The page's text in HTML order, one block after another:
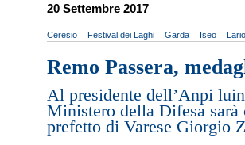
20 Settembre 2017
Ceresio Festival dei Laghi Garda Iseo Lario
Remo Passera,
Al presidente dell’Anpi
Ministero della Difesa sarà
prefetto di Varese Giorgio